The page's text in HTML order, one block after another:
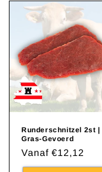
Runderschnitzel 2st |
Gras-Gevoerd
Normale
prijs
Vanaf €12,12